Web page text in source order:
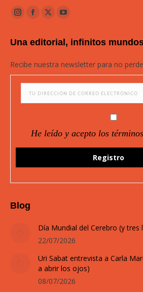
Instagram
opens
window
Facebook
opens
window
Twitter
opens
window
YouTube
opens
window
Una editorial, infinitos
Recibe nuestra newsletter para no
He leído y acepto los
Blog
Día Mundial del Cerebro (y
22/07/2026
Uri Sabat entrevista a Carla
a abrir los ojos)
08/07/2026